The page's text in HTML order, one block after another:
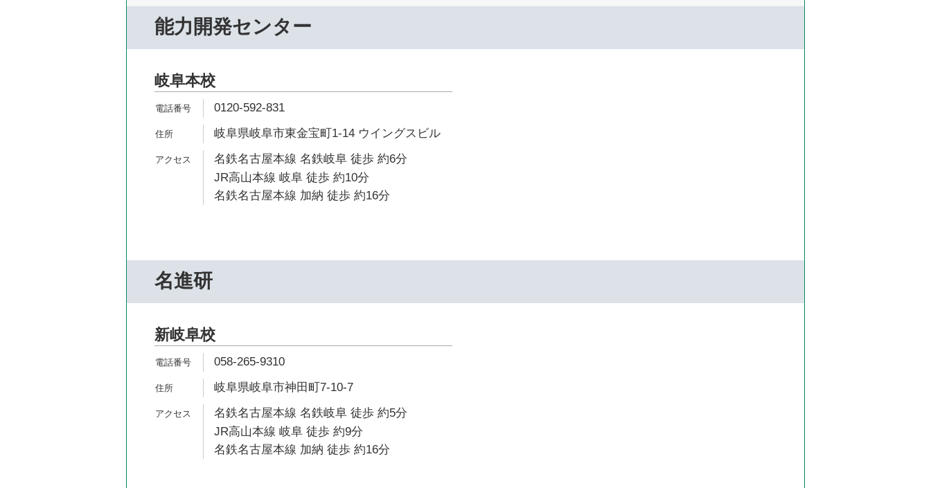
能力開発センター
岐阜本校
0120-592-831
岐阜県岐阜市東金宝町1-14 ウイングスビル
名鉄名古屋本線 名鉄岐阜 徒歩 約6分
JR高山本線 岐阜 徒歩 約10分
名鉄名古屋本線 加納 徒歩 約16分
名進研
新岐阜校
058-265-9310
岐阜県岐阜市神田町7-10-7
名鉄名古屋本線 名鉄岐阜 徒歩 約5分
JR高山本線 岐阜 徒歩 約9分
名鉄名古屋本線 加納 徒歩 約16分